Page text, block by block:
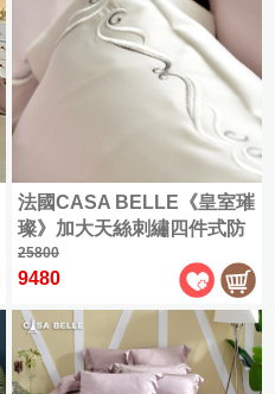
法國CASA BELLE《皇室璀
璨》加大天絲刺繡四件式防
蹣抗菌吸濕排汗兩用被床包
組
25800
9480